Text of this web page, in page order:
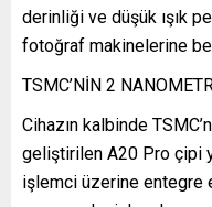
derinliği ve düşük ışık
fotoğraf makinelerine
TSMC’NİN 2
Cihazın kalbinde
geliştirilen A20 Pro çipi
işlemci üzerine entegre